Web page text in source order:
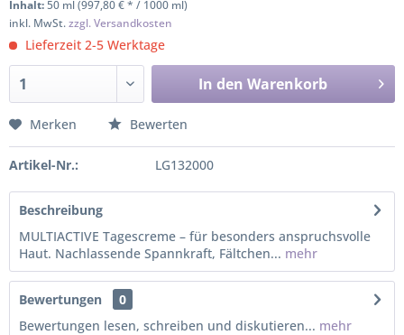
Inhalt:50 ml (997,80 € * / 1000 ml)
inkl. MwSt.zzgl. Versandkosten
Lieferzeit 2-5 Werktage
In den Warenkorb
Merken Bewerten
Artikel-Nr.: LG132000
Beschreibung
MULTIACTIVE Tagescreme – für besonders anspruchsvolle
Haut. Nachlassende Spannkraft, Fältchen... mehr
Bewertungen
0
Bewertungen lesen, schreiben und diskutieren... mehr